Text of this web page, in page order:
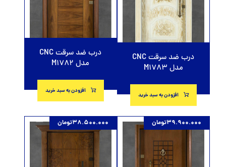
درب ضد سرقت CNC
مدل M1783
افزودن به سبد خرید
درب ضد سرقت CNC
مدل M1782
افزودن به سبد خرید
39.900.000تومان 38.500.000تومان